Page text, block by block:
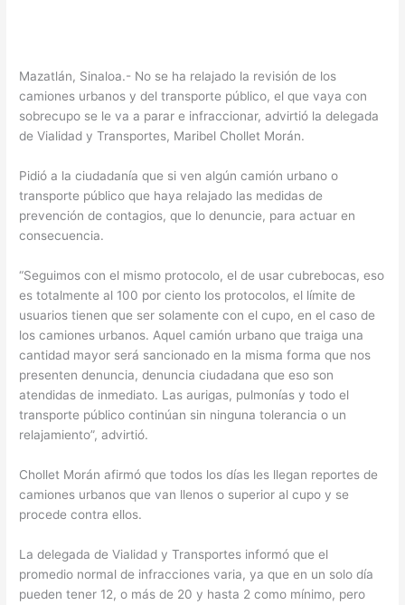
Mazatlán, Sinaloa.- No se ha relajado la revisión de los
camiones urbanos y del transporte público, el que vaya con
sobrecupo se le va a parar e infraccionar, advirtió la delegada
de Vialidad y Transportes, Maribel Chollet Morán.
Pidió a la ciudadanía que si ven algún camión urbano o
transporte público que haya relajado las medidas de
prevención de contagios, que lo denuncie, para actuar en
consecuencia.
“Seguimos con el mismo protocolo, el de usar cubrebocas, eso
es totalmente al 100 por ciento los protocolos, el límite de
usuarios tienen que ser solamente con el cupo, en el caso de
los camiones urbanos. Aquel camión urbano que traiga una
cantidad mayor será sancionado en la misma forma que nos
presenten denuncia, denuncia ciudadana que eso son
atendidas de inmediato. Las aurigas, pulmonías y todo el
transporte público continúan sin ninguna tolerancia o un
relajamiento”, advirtió.
Chollet Morán afirmó que todos los días les llegan reportes de
camiones urbanos que van llenos o superior al cupo y se
procede contra ellos.
La delegada de Vialidad y Transportes informó que el
promedio normal de infracciones varia, ya que en un solo día
pueden tener 12, o más de 20 y hasta 2 como mínimo, pero